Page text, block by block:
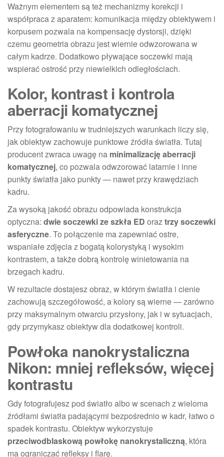
Ważnym elementem są też mechanizmy korekcji i
współpraca z aparatem: komunikacja między obiektywem i
korpusem pozwala na kompensację dystorsji, dzięki
czemu geometria obrazu jest wiernie odwzorowana w
całym kadrze. Dodatkowo pływające soczewki mają
wspierać ostrość przy niewielkich odległościach.
Kolor, kontrast i kontrola
aberracji komatycznej
Przy fotografowaniu w trudniejszych warunkach liczy się,
jak obiektyw zachowuje punktowe źródła światła. Tutaj
producent zwraca uwagę na minimalizację aberracji
komatycznej, co pozwala odwzorować latarnie i inne
punkty światła jako punkty — nawet przy krawędziach
kadru.
Za wysoką jakość obrazu odpowiada konstrukcja
optyczna: dwie soczewki ze szkła ED oraztrzy soczewki
asferyczne. To połączenie ma zapewniać ostre,
wspaniałe zdjęcia z bogatą kolorystyką i wysokim
kontrastem, a także dobrą kontrolę winietowania na
brzegach kadru.
W rezultacie dostajesz obraz, w którym światła i cienie
zachowują szczegółowość, a kolory są wierne — zarówno
przy maksymalnym otwarciu przysłony, jak i w sytuacjach,
gdy przymykasz obiektyw dla dodatkowej kontroli.
Powłoka nanokrystaliczna
Nikon: mniej refleksów, więcej
kontrastu
Gdy fotografujesz pod światło albo w scenach z wieloma
źródłami światła padającymi bezpośrednio w kadr, łatwo o
spadek kontrastu. Obiektyw wykorzystuje
przeciwodblaskową powłokę nanokrystaliczną, która
ma ograniczać refleksy i flarę.